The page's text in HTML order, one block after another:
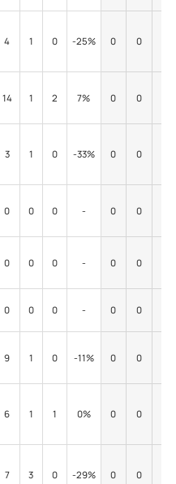
4 1 0 -25% 0 0
14 1 2 7% 0 0
3 1 0 -33% 0 0
0 0 0 - 0 0
0 0 0 - 0 0
0 0 0 - 0 0
9 1 0 -11% 0 0
6 1 1 0% 0 0
7 3 0 -29% 0 0